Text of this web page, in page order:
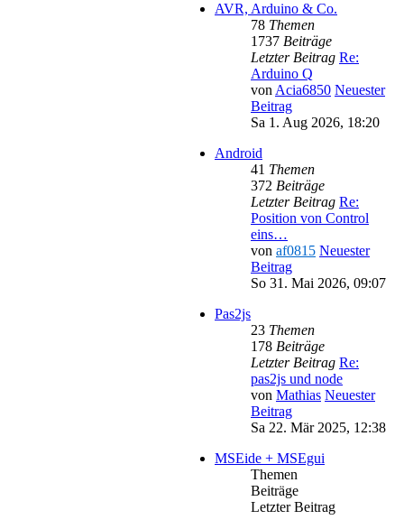
AVR, Arduino & Co.
78 Themen
1737 Beiträge
Letzter Beitrag Re:
Arduino Q
vonAcia6850 Neuester
Beitrag
Sa 1. Aug 2026, 18:20
Android
41 Themen
372 Beiträge
Letzter Beitrag Re:
Position von Control
eins…
von af0815 Neuester
Beitrag
So 31. Mai 2026, 09:07
Pas2js
23 Themen
178 Beiträge
Letzter Beitrag Re:
pas2js und node
von Mathias Neuester
Beitrag
Sa 22. Mär 2025, 12:38
MSEide + MSEgui
Themen
Beiträge
Letzter Beitrag